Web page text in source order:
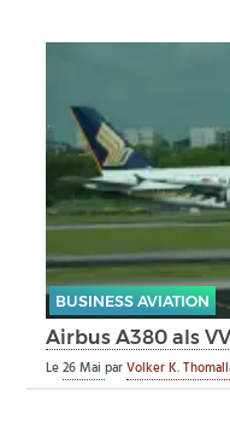
BUSINESS AVIATION
Airbus A380 als
Le26 MaiparVolker K.